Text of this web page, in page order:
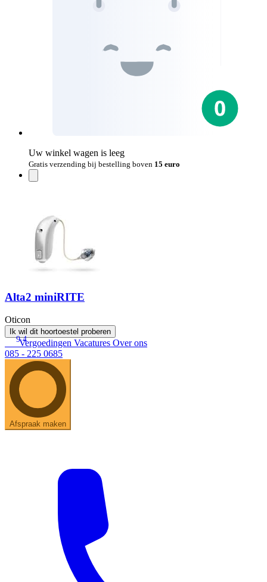
Uw winkel wagen is leeg
Gratis verzending bij bestelling boven 15 euro
Alta2 miniRITE
Oticon
Ik wil dit hoortoestel proberen
9.4
Vergoedingen Vacatures Over ons
085 - 225 0685
Afspraak maken